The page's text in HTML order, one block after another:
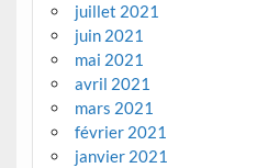
juillet 2021
juin 2021
mai 2021
avril 2021
mars 2021
février 2021
janvier 2021